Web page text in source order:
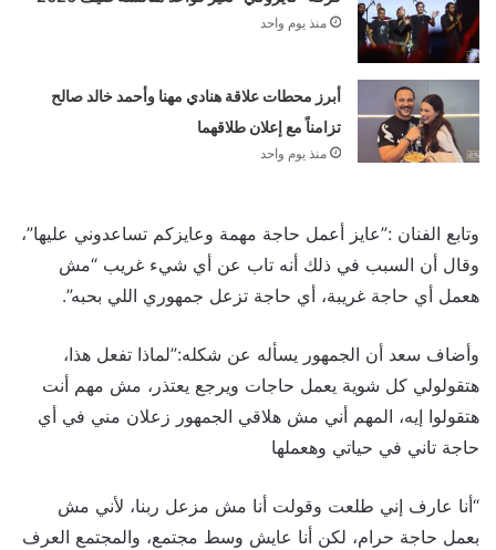
منذ يوم واحد
أبرز محطات علاقة هنادي مهنا وأحمد خالد صالح
تزامناً مع إعلان طلاقهما
منذ يوم واحد
وتابع الفنان :”عايز أعمل حاجة مهمة وعايزكم تساعدوني عليها”،
وقال أن السبب في ذلك أنه تاب عن أي شيء غريب “مش
هعمل أي حاجة غريبة، أي حاجة تزعل جمهوري اللي بحبه”.
وأضاف سعد أن الجمهور يسأله عن شكله:”لماذا تفعل هذا،
هتقولولي كل شوية يعمل حاجات ويرجع يعتذر، مش مهم أنت
هتقولوا إيه، المهم أني مش هلاقي الجمهور زعلان مني في أي
حاجة تاني في حياتي وهعملها
“أنا عارف إني طلعت وقولت أنا مش مزعل ربنا، لأني مش
بعمل حاجة حرام، لكن أنا عايش وسط مجتمع، والمجتمع العرف